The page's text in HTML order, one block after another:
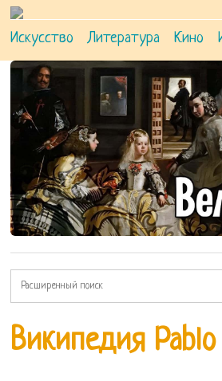
Искусство Литература Кино
Википедия Pablo